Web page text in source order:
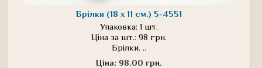
Брілки (18 х 11 см.) 5-4551
Упаковка: 1 шт.
Ціна за шт.: 98 грн.
Брілки. ..
Ціна: 98.00 грн.